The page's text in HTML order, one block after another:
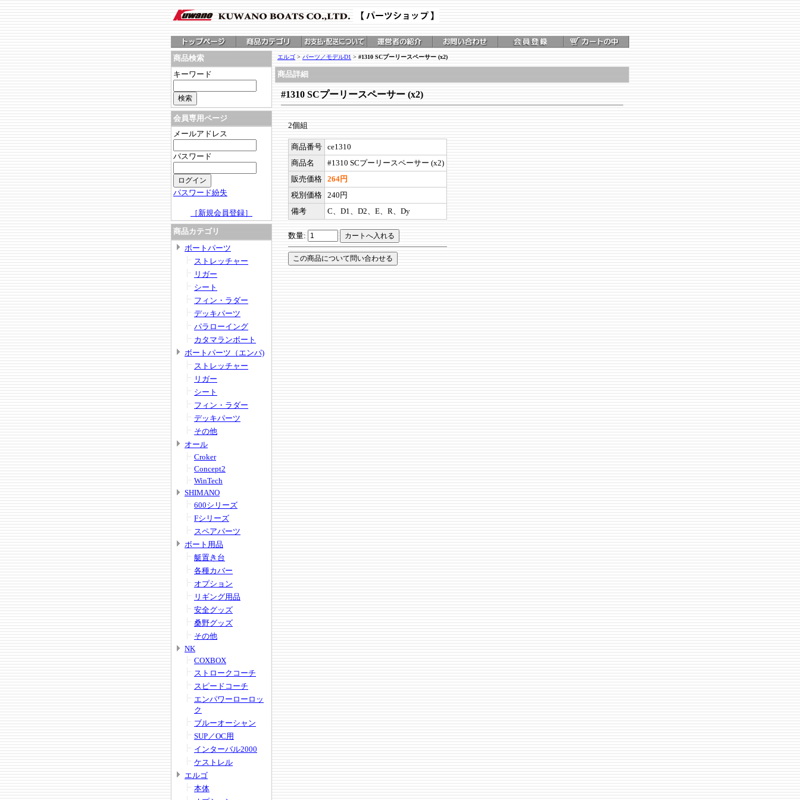
商品検索
キーワード
会員専用ページ
メールアドレス
パスワード
パスワード紛失
［新規会員登録］
商品カテゴリ
ボートパーツ
ストレッチャー
リガー
シート
フィン・ラダー
デッキパーツ
パラローイング
カタマランボート
ボートパーツ（エンパ)
ストレッチャー
リガー
シート
フィン・ラダー
デッキパーツ
その他
オール
Croker
Concept2
WinTech
SHIMANO
600シリーズ
Fシリーズ
スペアパーツ
ボート用品
艇置き台
各種カバー
オプション
リギング用品
安全グッズ
桑野グッズ
その他
NK
COXBOX
ストロークコーチ
スピードコーチ
エンパワーローロッ
ク
ブルーオーシャン
SUP／OC用
インターバル2000
ケストレル
エルゴ
本体
エルゴ > パーツ／モデルD1 > #1310 SCプーリースペーサー (x2)
商品詳細
#1310 SCプーリースペーサー (x2)
2個組
商品番号 ce1310
商品名
#1310 SCプーリースペーサー (x2)
販売価格 264円
税別価格 240円
備考
C、D1、D2、E、R、Dy
数量: